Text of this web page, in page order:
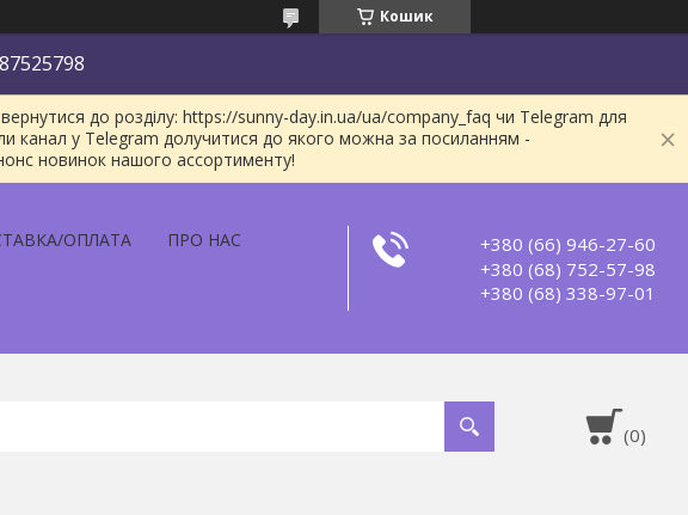
Кошик
до розділу: https://sunny-day.in.ua/ua/company_faq чи Telegram для
канал у Telegram долучитися до якого можна за посиланням -
новинок нашого ассортименту!
ОПЛАТА ПРО НАС
+380 (66) 946-27-60
+380 (68) 752-57-98
+380 (68) 338-97-01